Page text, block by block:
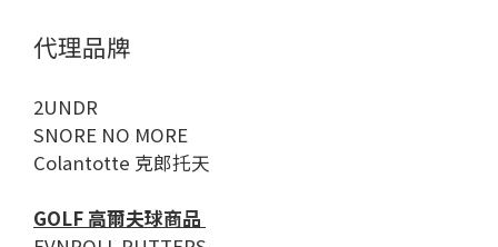
代理品牌
2UNDR
SNORE NO MORE
Colantotte 克郎托天
GOLF 高爾夫球商品